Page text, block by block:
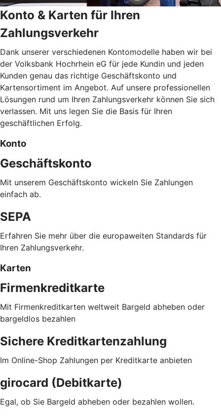
Konto & Karten für Ihren
Zahlungsverkehr
Dank unserer verschiedenen Kontomodelle haben wir bei
der Volksbank Hochrhein eG für jede Kundin und jeden
Kunden genau das richtige Geschäftskonto und
Kartensortiment im Angebot. Auf unsere professionellen
Lösungen rund um Ihren Zahlungsverkehr können Sie sich
verlassen. Mit uns legen Sie die Basis für Ihren
geschäftlichen Erfolg.
Konto
Geschäftskonto
Mit unserem Geschäftskonto wickeln Sie Zahlungen
einfach ab.
SEPA
Erfahren Sie mehr über die europaweiten Standards für
Ihren Zahlungsverkehr.
Karten
Firmenkreditkarte
Mit Firmenkreditkarten weltweit Bargeld abheben oder
bargeldlos bezahlen
Sichere Kreditkartenzahlung
Im Online-Shop Zahlungen per Kreditkarte anbieten
girocard (Debitkarte)
Egal, ob Sie Bargeld abheben oder bezahlen wollen.